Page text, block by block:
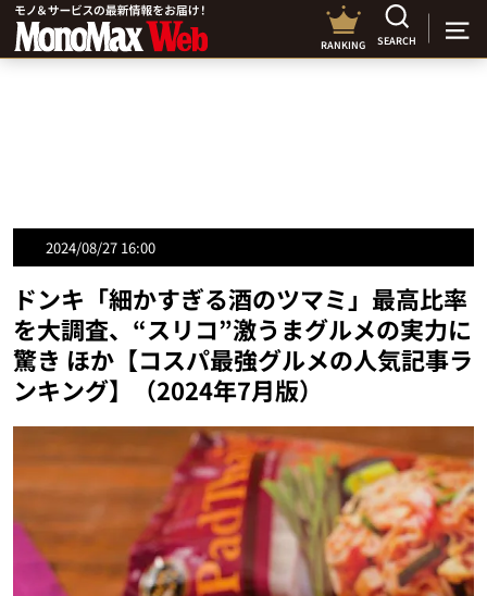
RANKING SEARCH
2024/08/27 16:00
ドンキ「細かすぎる酒のツマミ」最高比率
を大調査、“スリコ”激うまグルメの実力に
驚き ほか【コスパ最強グルメの人気記事ラ
ンキング】（2024年7月版）